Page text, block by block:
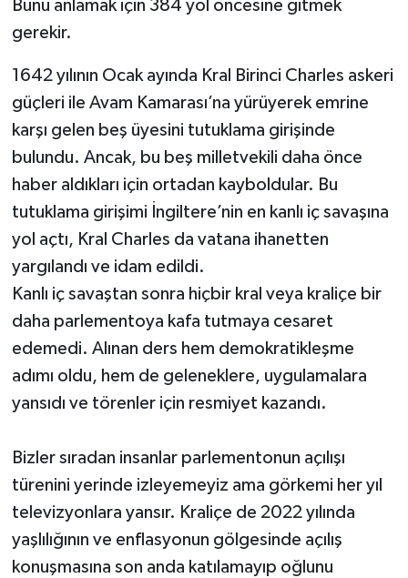
Bunu anlamak için 384 yol öncesine gitmek
gerekir.
1642 yılının Ocak ayında Kral Birinci Charles askeri
güçleri ile Avam Kamarası’na yürüyerek emrine
karşı gelen beş üyesini tutuklama girişinde
bulundu. Ancak, bu beş milletvekili daha önce
haber aldıkları için ortadan kayboldular. Bu
tutuklama girişimi İngiltere’nin en kanlı iç savaşına
yol açtı, Kral Charles da vatana ihanetten
yargılandı ve idam edildi.
Kanlı iç savaştan sonra hiçbir kral veya kraliçe bir
daha parlementoya kafa tutmaya cesaret
edemedi. Alınan ders hem demokratikleşme
adımı oldu, hem de geleneklere, uygulamalara
yansıdı ve törenler için resmiyet kazandı.
Bizler sıradan insanlar parlementonun açılışı
türenini yerinde izleyemeyiz ama görkemi her yıl
televizyonlara yansır. Kraliçe de 2022 yılında
yaşlılığının ve enflasyonun gölgesinde açılış
konuşmasına son anda katılamayıp oğlunu